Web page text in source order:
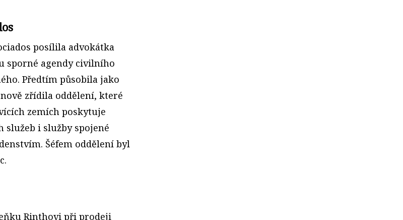
posílila advokátka
sporné agendy civilního
Předtím působila jako
zřídila oddělení, které
zemích poskytuje
i služby spojené
Šéfem oddělení byl
Rinthovi při prodeji